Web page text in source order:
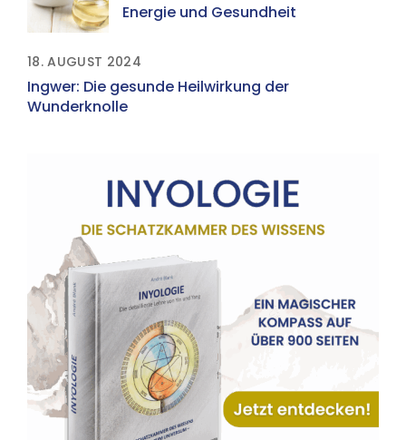
Energie und Gesundheit
Ingwer: Die gesunde Heilwirkung der
Wunderknolle
18. AUGUST 2024